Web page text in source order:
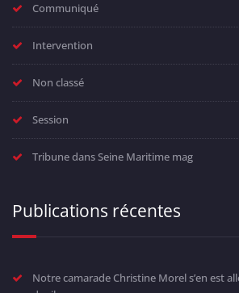
Communiqué
Intervention
Non classé
Session
Tribune dans Seine Maritime mag
Publications récentes
Notre camarade Christine Morel s’en est